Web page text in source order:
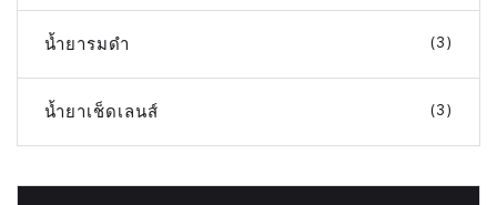
น้ำยารมดำ (3)
น้ำยาเช็ดเลนส์ (3)